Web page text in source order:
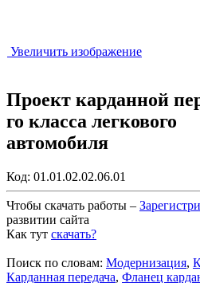
Увеличить изображение
Проект карданной
го класса легкового
автомобиля
Код: 01.01.02.02.06.01
Чтобы скачать работы –
развитии сайта
Как тут скачать?
Поиск по словам: Модернизация,
Карданная передача, Фланец